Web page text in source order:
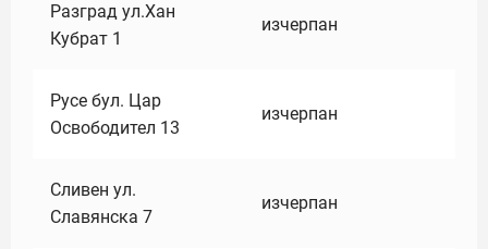
Разград ул.Хан
Кубрат 1
изчерпан
Русе бул. Цар
Освободител 13
изчерпан
Сливен ул.
Славянска 7
изчерпан